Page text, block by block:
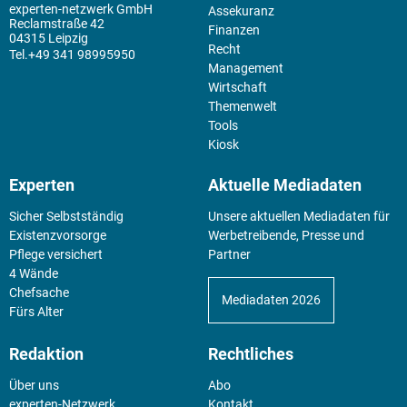
experten-netzwerk GmbH
Reclamstraße 42
04315 Leipzig
+49 341 98995950
Assekuranz
Finanzen
Recht
Management
Wirtschaft
Themenwelt
Tools
Kiosk
Experten
Sicher Selbstständig
Existenz­vorsorge
Pflege versichert
4 Wände
Chefsache
Fürs Alter
Aktuelle Mediadaten
Unsere aktuellen Mediadaten für
Werbetreibende, Presse und
Partner
Mediadaten 2026
Redaktion
Über uns
experten-Netzwerk
Rechtliches
Abo
Kontakt